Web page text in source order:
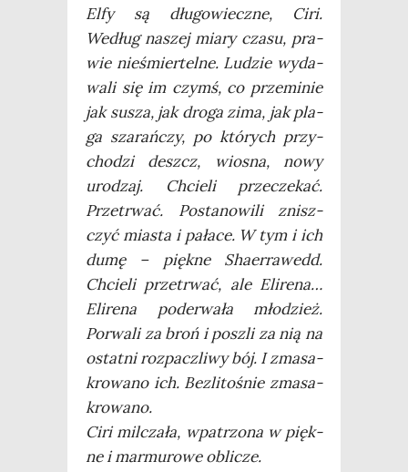
Elfy są dłu­go­wiecz­ne, Ciri.
Według naszej mia­ry cza­su, pra­
wie nie­śmier­tel­ne. Ludzie wyda­
wa­li się im czymś, co prze­mi­nie
jak susza, jak dro­ga zima, jak pla­
ga sza­rań­czy, po któ­rych przy­
cho­dzi deszcz, wio­sna, nowy
uro­dzaj. Chcie­li prze­cze­kać.
Prze­trwać. Posta­no­wi­li znisz­
czyć mia­sta i pała­ce. W tym i ich
dumę – pięk­ne Sha­er­ra­wedd.
Chcie­li prze­trwać, ale Eli­re­na…
Eli­re­na pode­rwa­ła mło­dzież.
Porwa­li za broń i poszli za nią na
ostat­ni roz­pacz­li­wy bój. I zma­sa­
kro­wa­no ich. Bez­li­to­śnie zma­sa­
kro­wa­no.
Ciri mil­cza­ła, wpa­trzo­na w pięk­
ne i mar­mu­ro­we oblicze.